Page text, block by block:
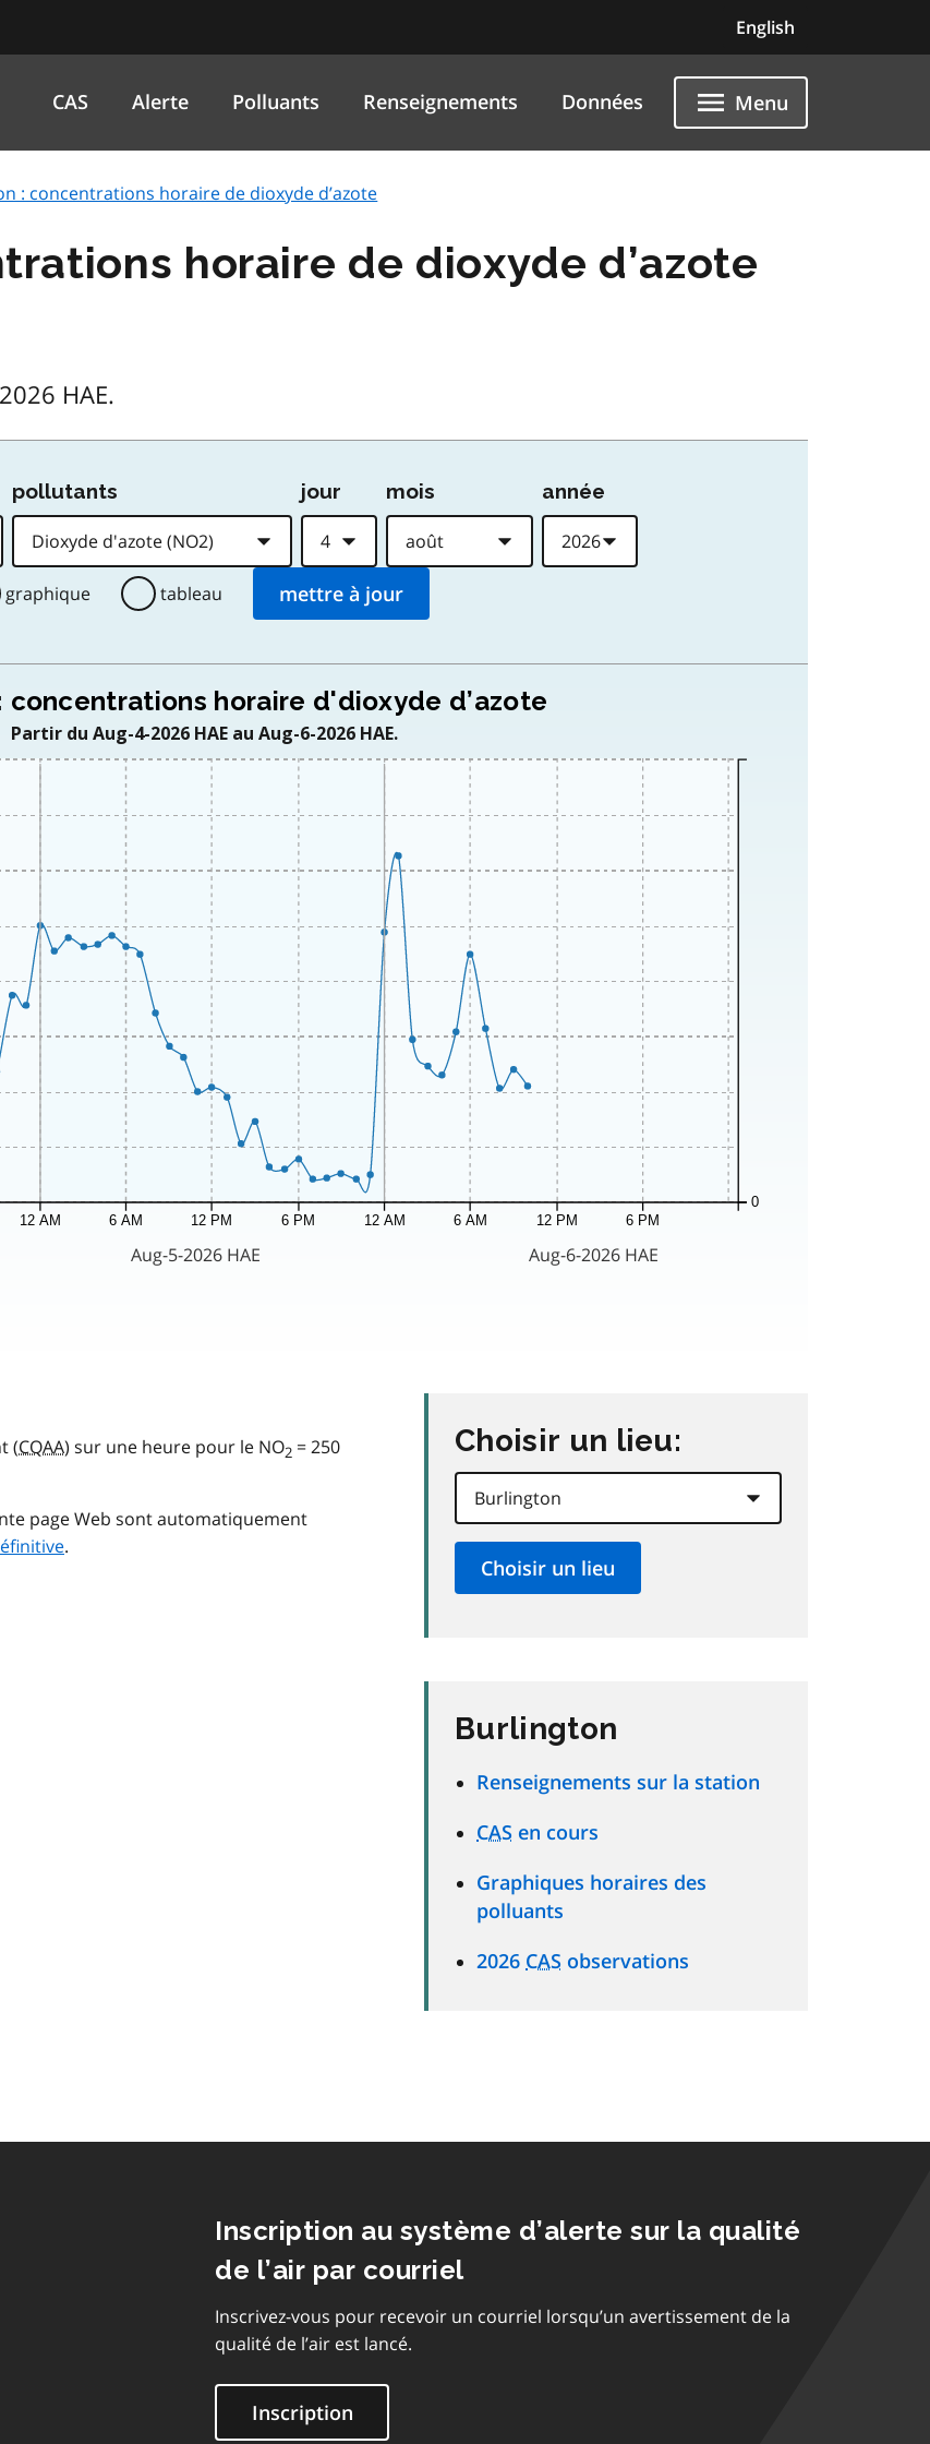
English
CAS Alerte Polluants Renseignements Données Menu
: concentrations horaire de dioxyde d’azote
horaire de dioxyde d’azote
HAE.
(CQAA) sur une heure pour le NO2 = 250
page Web sont automatiquement
.
Choisir un lieu:
Burlington
Renseignements sur la station
CAS en cours
Graphiques horaires des
polluants
2026 CAS observations
Inscription au système d’alerte sur la qualité
de l’air par courriel
Inscrivez-vous pour recevoir un courriel lorsqu’un avertissement de la
qualité de l’air est lancé.
Inscription